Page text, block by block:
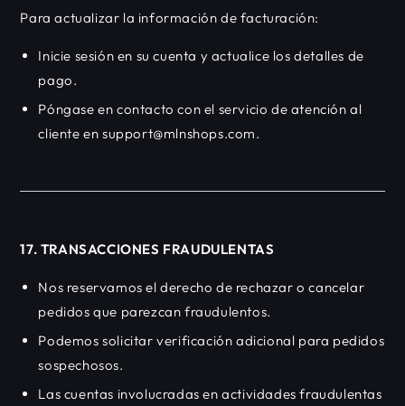
Para actualizar la información de facturación:
Inicie sesión en su cuenta y actualice los detalles de
pago.
Póngase en contacto con el servicio de atención al
cliente en support@mlnshops.com.
17. TRANSACCIONES FRAUDULENTAS
Nos reservamos el derecho de rechazar o cancelar
pedidos que parezcan fraudulentos.
Podemos solicitar verificación adicional para pedidos
sospechosos.
Las cuentas involucradas en actividades fraudulentas